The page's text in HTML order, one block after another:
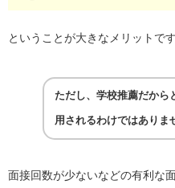
ということが大きなメリットです
ただし、学校推薦だから
用されるわけではありま
面接回数が少ないなどの有利な